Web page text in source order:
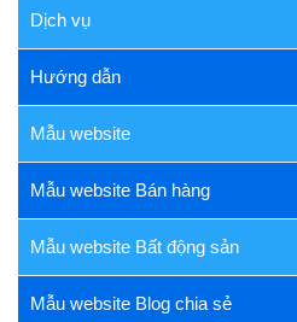
Dịch vụ
Hướng dẫn
Mẫu website
Mẫu website Bán hàng
Mẫu website Bất động sản
Mẫu website Blog chia sẻ